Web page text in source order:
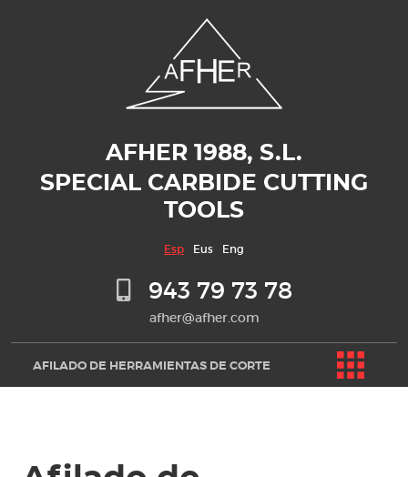
AFHER 1988, S.L.
SPECIAL CARBIDE CUTTING
TOOLS
Esp Eus Eng
943 79 73 78
afher@afher.com
AFILADO DE HERRAMIENTAS DE CORTE